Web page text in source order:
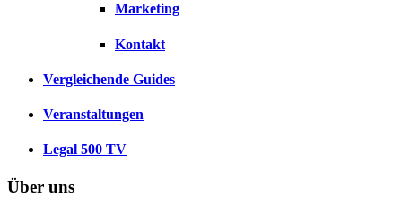
Marketing
Kontakt
Vergleichende Guides
Veranstaltungen
Legal 500 TV
Über uns